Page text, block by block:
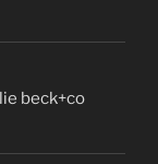
beck+co